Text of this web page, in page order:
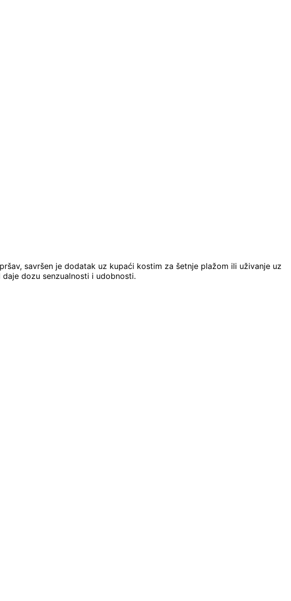
savršen je dodatak uz kupaći kostim za šetnje plažom ili uživanje uz
dozu senzualnosti i udobnosti.